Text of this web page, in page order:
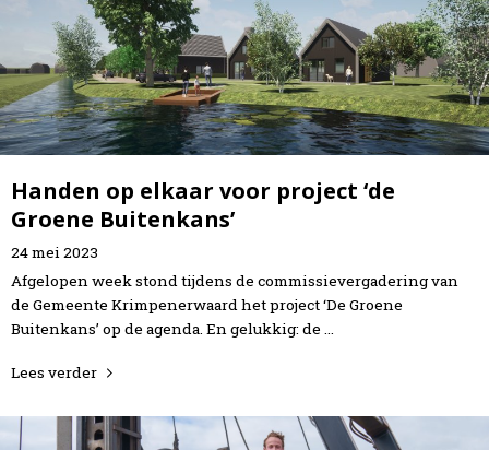
Handen op elkaar voor project ‘de
Groene Buitenkans’
24mei2023
Afgelopen week stond tijdens de commissievergadering van
de Gemeente Krimpenerwaard het project ‘De Groene
Buitenkans’ op de agenda. En gelukkig: de …
Lees verder